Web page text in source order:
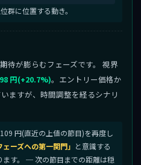
群に位置する動き。
待が膨らむフェーズです。 視界
円(+20.7%)。エントリー価格か
ますが、時間調整を経るシナリ
円(直近の上値の節目)を再度し
ェーズへの第一関門」 と意識する
ます。 ─ 次の節目までの距離は穏